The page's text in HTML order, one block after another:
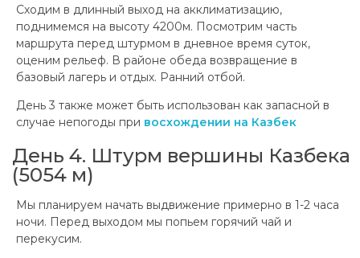
Сходим в длинный выход на акклиматизацию,
поднимемся на высоту 4200м. Посмотрим часть
маршрута перед штурмом в дневное время суток,
оценим рельеф. В районе обеда возвращение в
базовый лагерь и отдых. Ранний отбой.
День 3 также может быть использован как запасной в
случае непогоды при восхождении на Казбек
День 4. Штурм вершины Казбека
(5054 м)
Мы планируем начать выдвижение примерно в 1-2 часа
ночи. Перед выходом мы попьем горячий чай и
перекусим.